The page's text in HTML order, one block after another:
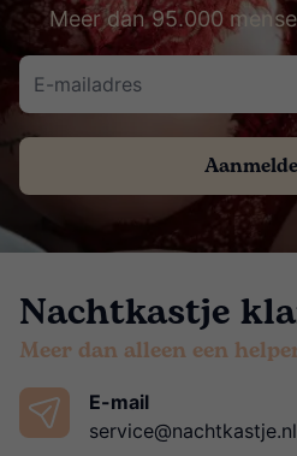
Meer dan 95.000
Nachtkastje
Meer dan alleen een
E-mail
service@nachtkastje.nl